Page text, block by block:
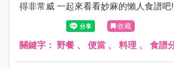
得非常威 一起來看看妙麻的懶人食譜吧
收藏
關鍵字： 野餐 、 便當 、 料理 、 食譜